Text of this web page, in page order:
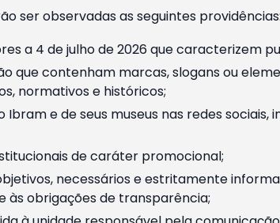
ser observadas as seguintes providências:
a 4 de julho de 2026 que caracterizem
que contenham marcas, slogans ou
normativos e históricos;
e de seus museus nas redes sociais,
de caráter promocional;
necessários e estritamente
às obrigações de transparência;